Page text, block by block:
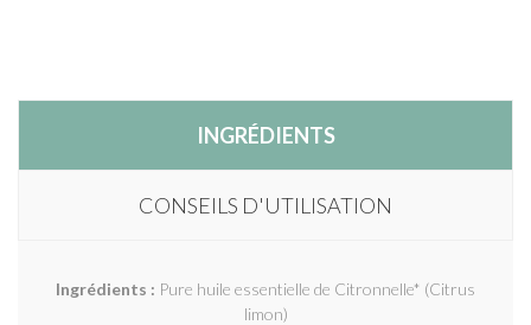
INGRÉDIENTS
CONSEILS D'UTILISATION
Ingrédients : Pure huile essentielle de Citronnelle* (Citrus
limon)